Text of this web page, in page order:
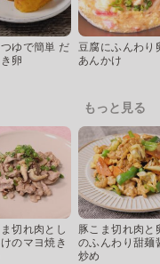
ゆで簡単 だ
卵
豆腐にふんわり
あんかけ
もっと見る
切れ肉とし
のマヨ焼き
豚こま切れ肉と
のふんわり甜麺
炒め